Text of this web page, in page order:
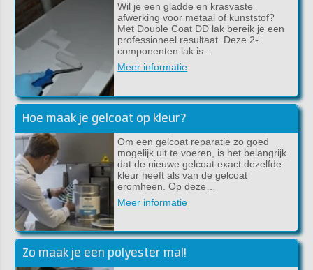
Wil je een gladde en krasvaste
afwerking voor metaal of kunststof?
Met Double Coat DD lak bereik je een
professioneel resultaat. Deze 2-
componenten lak is…
Meer informatie
Hoe maak je gelcoat op kleur?
Om een gelcoat reparatie zo goed
mogelijk uit te voeren, is het belangrijk
dat de nieuwe gelcoat exact dezelfde
kleur heeft als van de gelcoat
eromheen. Op deze…
Meer informatie
Zo maak je een polyester mal!